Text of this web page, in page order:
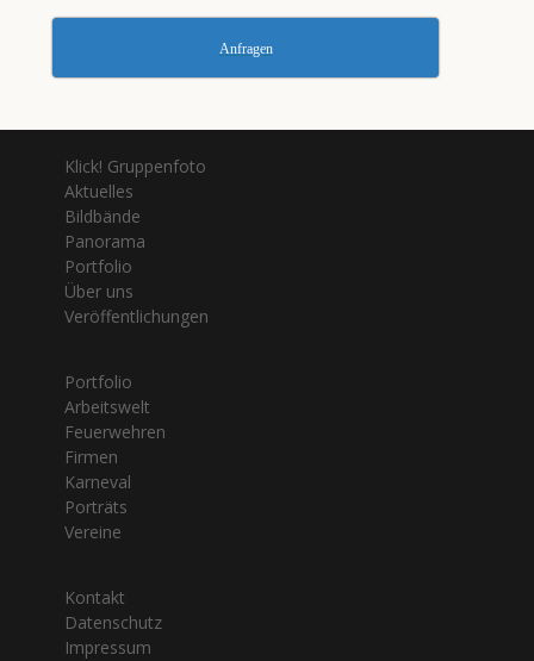
Anfragen
Klick! Gruppenfoto
Aktuelles
Bildbände
Panorama
Portfolio
Über uns
Veröffentlichungen
Portfolio
Arbeitswelt
Feuerwehren
Firmen
Karneval
Porträts
Vereine
Kontakt
Datenschutz
Impressum